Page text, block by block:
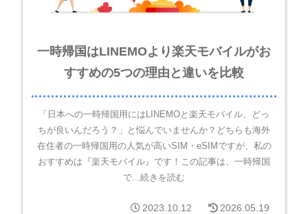
一時帰国はLINEMOより楽天モバイルがお
すすめの5つの理由と違いを比較
「日本への一時帰国用にはLINEMOと楽天モバイル、どっ
ちが良いんだろう？」と悩んでいませんか？どちらも海外
在住者の一時帰国用の人気が高いSIM・eSIMですが、私の
おすすめは『楽天モバイル』です！この記事は、一時帰国
で...続きを読む
2023.10.12 2026.05.19